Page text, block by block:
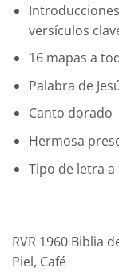
versículos
16 mapas a
Palabra de
Canto dorado
Hermosa
Tipo de letra
RVR 1960 Biblia
Piel, Café